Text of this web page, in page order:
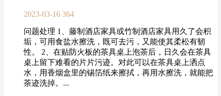
2023-03-16 364
问题处理 1、藤制酒店家具或竹制酒店家具用久了会积
垢，可用食盐水擦洗，既可去污，又能使其柔松有韧
性。 2、在贴防火板的茶具桌上泡茶后，日久会在茶具
桌上留下难看的片片污迹。对此可以在茶具桌上洒点
水，用香烟盒里的锡箔纸来擦拭，再用水擦洗，就能把
茶迹洗掉。...